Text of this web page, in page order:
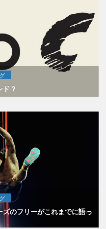
？
のフリーがこれまでに語っ